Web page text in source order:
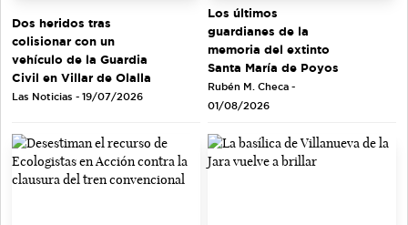
Dos heridos tras
colisionar con un
vehículo de la Guardia
Civil en Villar de Olalla
Las Noticias - 19/07/2026
Los últimos
guardianes de la
memoria del extinto
Santa María de Poyos
Rubén M. Checa -
01/08/2026